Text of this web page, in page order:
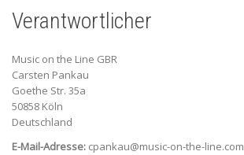
Verantwortlicher
Music on the Line GBR
Carsten Pankau
Goethe Str. 35a
50858 Köln
Deutschland
E-Mail-Adresse: cpankau@music-on-the-line.com